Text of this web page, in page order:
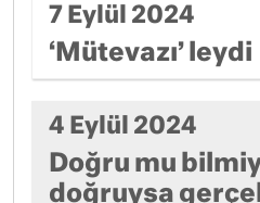
7 Eylül 2024
‘Mütevazı’ leydi
4 Eylül 2024
Doğru mu
doğruysa